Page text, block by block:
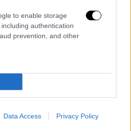
to enable storage
authentication
prevention, and other
Data Access Privacy Policy
εκείνη την εποχή,
τη διαχείριση της
ιστορία της
του προς τον
ΠΑΣΟΚ, τόνισε ότι η